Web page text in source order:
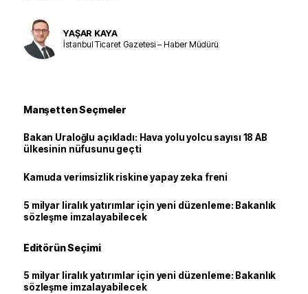
YAŞAR KAYA
İstanbul Ticaret Gazetesi – Haber Müdürü
Manşetten Seçmeler
Bakan Uraloğlu açıkladı: Hava yolu yolcu sayısı 18 AB
ülkesinin nüfusunu geçti
Kamuda verimsizlik riskine yapay zeka freni
5 milyar liralık yatırımlar için yeni düzenleme: Bakanlık
sözleşme imzalayabilecek
Editörün Seçimi
5 milyar liralık yatırımlar için yeni düzenleme: Bakanlık
sözleşme imzalayabilecek